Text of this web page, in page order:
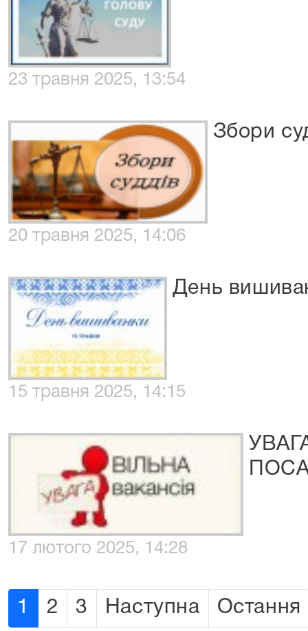
23 травня 2025, 13:54
Збори
20 травня 2025, 14:06
День
15 травня 2025, 14:15
17 лютого 2025, 14:28
1 2 3 Наступна Остання